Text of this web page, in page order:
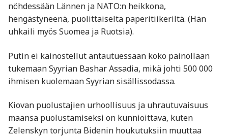
nöhdessään Lännen ja NATO:n heikkona,
hengästyneenä, puolittaiselta paperitiikeriltä. (Hän
uhkaili myös Suomea ja Ruotsia).
Putin ei kainostellut antautuessaan koko painollaan
tukemaan Syyrian Bashar Assadia, mikä johti 500 000
ihmisen kuolemaan Syyrian sisällissodassa.
Kiovan puolustajien urhoollisuus ja uhrautuvaisuus
maansa puolustamiseksi on kunnioittava, kuten
Zelenskyn torjunta Bidenin houkutuksiin muuttaa